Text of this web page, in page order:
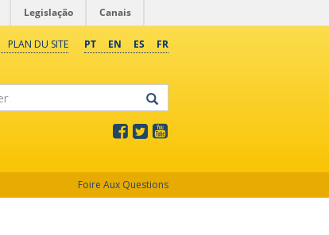
Legislação Canais
PT EN ES FR
PLAN DU SITE
Foire Aux Questions